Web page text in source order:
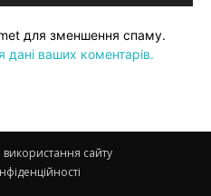
для зменшення спаму.
дані ваших коментарів.
сайту